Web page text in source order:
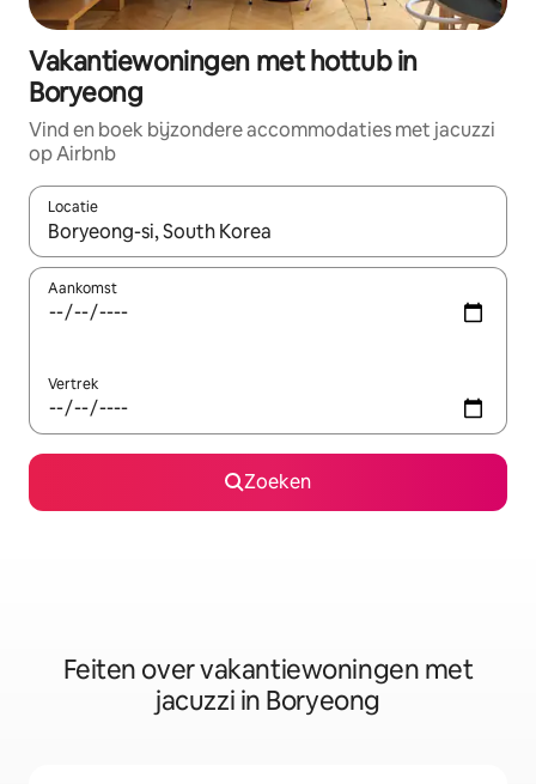
Vakantiewoningen met hottub in
Boryeong
Vind en boek bijzondere accommodaties met jacuzzi
op Airbnb
Locatie
Wanneer er suggesties beschikbaar zijn, maak je een keuze
Aankomst
Vertrek
Zoeken
Feiten over vakantiewoningen met
jacuzzi in Boryeong